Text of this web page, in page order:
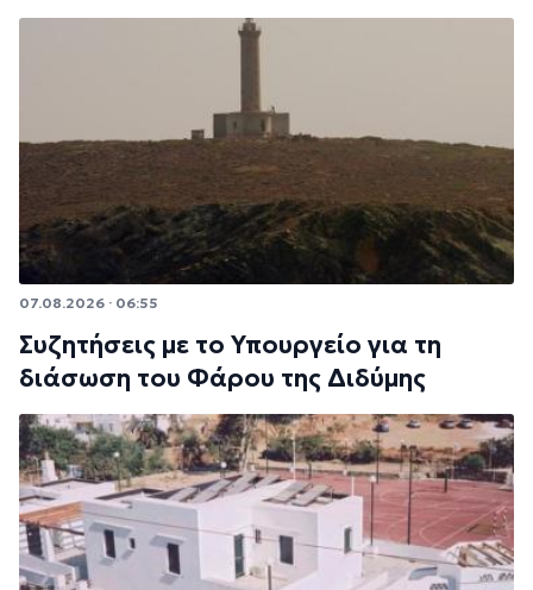
07.08.2026 · 06:55
Συζητήσεις με το Υπουργείο για τη
διάσωση του Φάρου της Διδύμης